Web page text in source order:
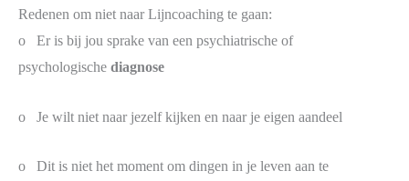
Redenen om niet naar Lijncoaching te gaan:
o Er is bij jou sprake van een psychiatrische of
psychologische diagnose
o Je wilt niet naar jezelf kijken en naar je eigen aandeel
o Dit is niet het moment om dingen in je leven aan te